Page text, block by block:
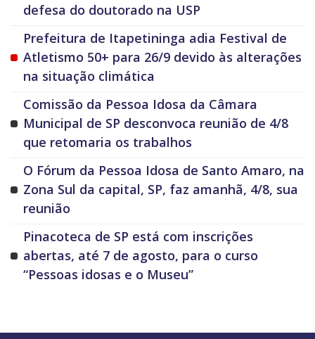
defesa do doutorado na USP
Prefeitura de Itapetininga adia Festival de
Atletismo 50+ para 26/9 devido às alterações
na situação climática
Comissão da Pessoa Idosa da Câmara
Municipal de SP desconvoca reunião de 4/8
que retomaria os trabalhos
O Fórum da Pessoa Idosa de Santo Amaro, na
Zona Sul da capital, SP, faz amanhã, 4/8, sua
reunião
Pinacoteca de SP está com inscrições
abertas, até 7 de agosto, para o curso
“Pessoas idosas e o Museu”